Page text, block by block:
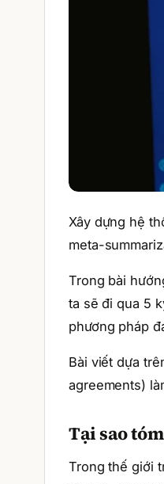
Xây dựng hệ
meta-
Trong bài
ta sẽ đi qua 5
phương pháp
Bài viết dựa
agreements)
Tại sao
Trong thế giới